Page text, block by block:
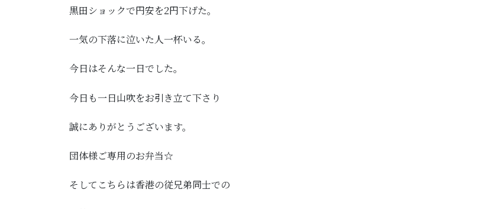
黒田ショックで円安を2円下げた。
一気の下落に泣いた人一杯いる。
今日はそんな一日でした。
今日も一日山吹をお引き立て下さり
誠にありがとうございます。
団体様ご専用のお弁当☆
そしてこちらは香港の従兄弟同士での